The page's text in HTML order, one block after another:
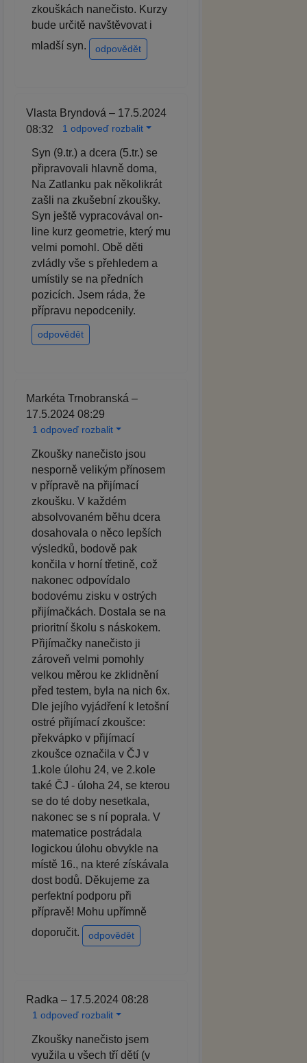
zkouškách nanečisto. Kurzy
bude určitě navštěvovat i
mladší syn.
odpovědět
Vlasta Bryndová – 17.5.2024
08:32
1 odpoveď rozbalit
Syn (9.tr.) a dcera (5.tr.) se
připravovali hlavně doma,
Na Zatlanku pak několikrát
zašli na zkušební zkoušky.
Syn ještě vypracovával on-
line kurz geometrie, který mu
velmi pomohl. Obě děti
zvládly vše s přehledem a
umístily se na předních
pozicích. Jsem ráda, že
přípravu nepodcenily.
odpovědět
Markéta Trnobranská –
17.5.2024 08:29
1 odpoveď rozbalit
Zkoušky nanečisto jsou
nesporně velikým přínosem
v přípravě na přijímací
zkoušku. V každém
absolvovaném běhu dcera
dosahovala o něco lepších
výsledků, bodově pak
končila v horní třetině, což
nakonec odpovídalo
bodovému zisku v ostrých
přijímačkách. Dostala se na
prioritní školu s náskokem.
Přijímačky nanečisto ji
zároveň velmi pomohly
velkou měrou ke zklidnění
před testem, byla na nich 6x.
Dle jejího vyjádření k letošní
ostré přijímací zkoušce:
překvápko v přijímací
zkoušce označila v ČJ v
1.kole úlohu 24, ve 2.kole
také ČJ - úloha 24, se kterou
se do té doby nesetkala,
nakonec se s ní poprala. V
matematice postrádala
logickou úlohu obvykle na
místě 16., na které získávala
dost bodů. Děkujeme za
perfektní podporu při
přípravě! Mohu upřímně
doporučit.
odpovědět
Radka – 17.5.2024 08:28
1 odpoveď rozbalit
Zkoušky nanečisto jsem
využila u všech tří dětí (v